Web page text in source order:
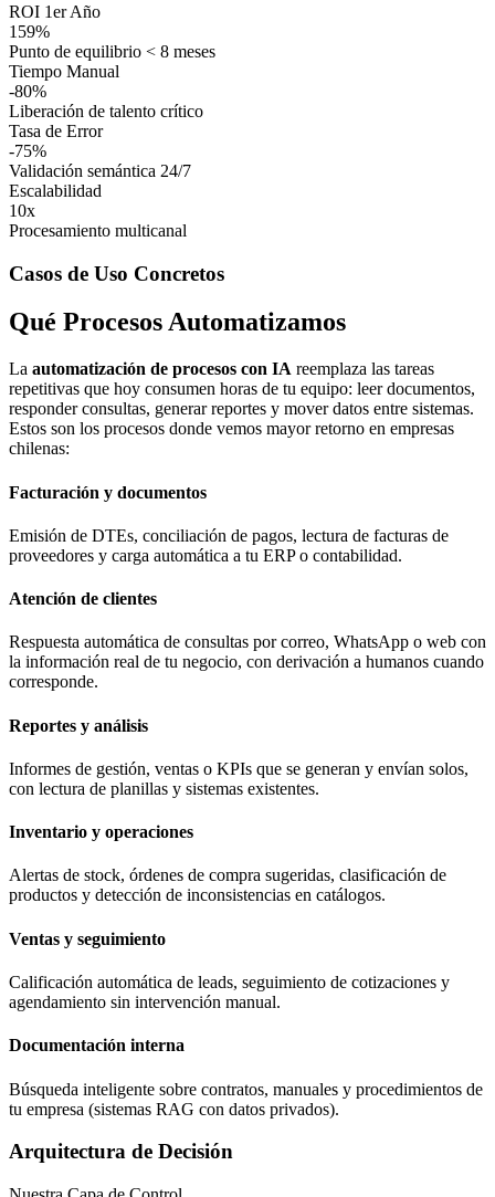
ROI 1er Año
159%
Punto de equilibrio < 8 meses
Tiempo Manual
-80%
Liberación de talento crítico
Tasa de Error
-75%
Validación semántica 24/7
Escalabilidad
10x
Procesamiento multicanal
Casos de Uso Concretos
Qué ProcesosAutomatizamos
La automatización de procesos con IA reemplaza las tareas
repetitivas que hoy consumen horas de tu equipo: leer documentos,
responder consultas, generar reportes y mover datos entre sistemas.
Estos son los procesos donde vemos mayor retorno en empresas
chilenas:
Facturación y documentos
Emisión de DTEs, conciliación de pagos, lectura de facturas de
proveedores y carga automática a tu ERP o contabilidad.
Atención de clientes
Respuesta automática de consultas por correo, WhatsApp o web con
la información real de tu negocio, con derivación a humanos cuando
corresponde.
Reportes y análisis
Informes de gestión, ventas o KPIs que se generan y envían solos,
con lectura de planillas y sistemas existentes.
Inventario y operaciones
Alertas de stock, órdenes de compra sugeridas, clasificación de
productos y detección de inconsistencias en catálogos.
Ventas y seguimiento
Calificación automática de leads, seguimiento de cotizaciones y
agendamiento sin intervención manual.
Documentación interna
Búsqueda inteligente sobre contratos, manuales y procedimientos de
tu empresa (sistemas RAG con datos privados).
Arquitectura de Decisión